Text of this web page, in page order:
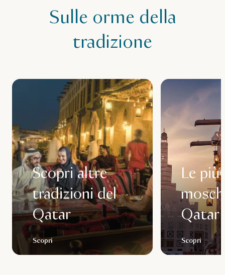
Sulle orme della
tradizione
Scopri altre
tradizioni del
Qatar
Scopri
Le più
Qatar
Scopri